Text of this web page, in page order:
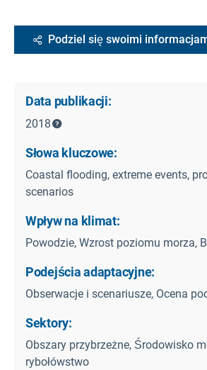
Podziel się swoimi
Data publikacji:
2018
Słowa kluczowe:
Coastal flooding, extreme events,
scenarios
Wpływ na klimat:
Powodzie, Wzrost poziomu morza,
Podejścia adaptacyjne:
Obserwacje i scenariusze, Ocena
Sektory:
Obszary przybrzeżne, Środowisko
rybołówstwo